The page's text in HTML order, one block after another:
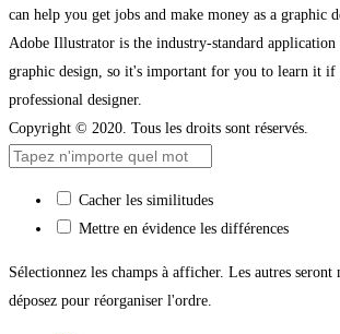
can help you get jobs and make money as a graphic
Adobe Illustrator is the industry-standard application
graphic design, so it's important for you to learn it if
professional designer.
Copyright © 2020. Tous les droits sont réservés.
Cacher les similitudes
Mettre en évidence les différences
Sélectionnez les champs à afficher. Les autres seront
déposez pour réorganiser l'ordre.